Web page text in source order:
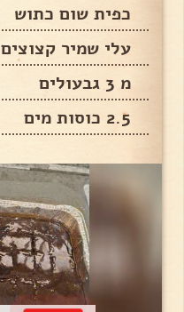
כפית שום כתוש
עלי שמיר קצוצים
מ 3 גבעולים
2.5 כוסות מים